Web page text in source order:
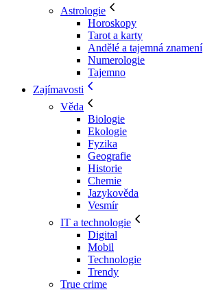
Astrologie
Horoskopy
Tarot a karty
Andělé a tajemná znamení
Numerologie
Tajemno
Zajímavosti
Věda
Biologie
Ekologie
Fyzika
Geografie
Historie
Chemie
Jazykověda
Vesmír
IT a technologie
Digital
Mobil
Technologie
Trendy
True crime